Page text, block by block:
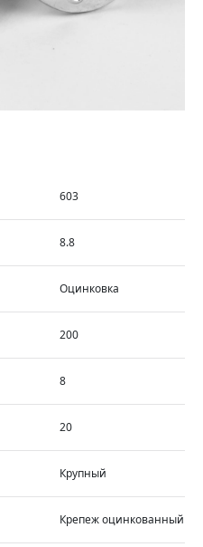
603
8.8
Оцинковка
200
8
20
Крупный
Крепеж оцинкованный